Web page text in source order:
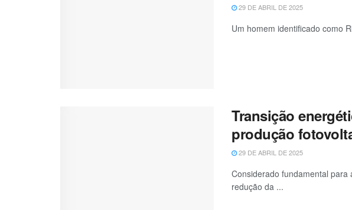
29 DE ABRIL DE 2025
Um homem identificado como
Transição
produção
29 DE ABRIL DE 2025
Considerado fundamental
redução da ...